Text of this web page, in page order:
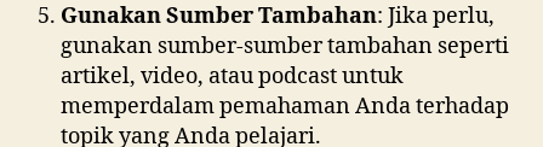
Gunakan Sumber Tambahan: Jika perlu,
gunakan sumber-sumber tambahan seperti
artikel, video, atau podcast untuk
memperdalam pemahaman Anda terhadap
topik yang Anda pelajari.